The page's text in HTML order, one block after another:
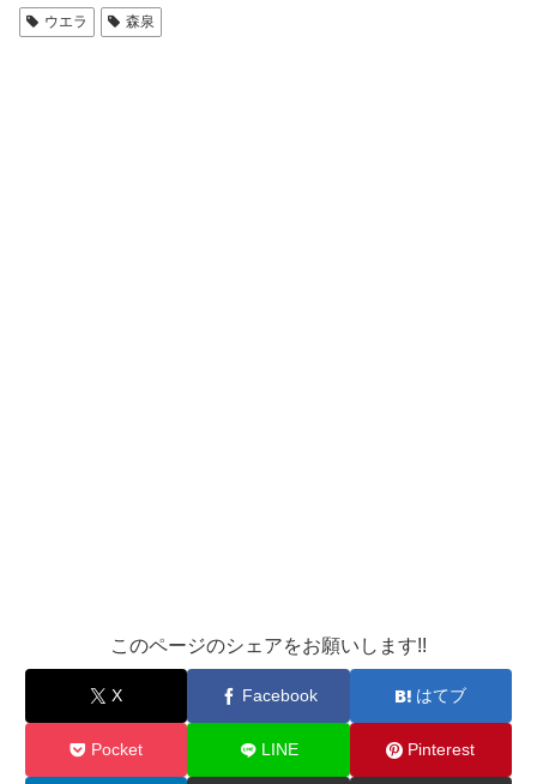
ウエラ 森泉
このページのシェアをお願いします!!
X Facebook はてブ
Pocket LINE Pinterest